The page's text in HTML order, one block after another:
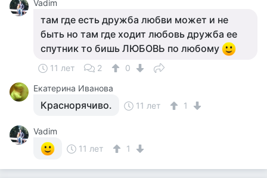
Vadim
там где есть дружба любви может и не
быть но там где ходит любовь дружба ее
спутник то бишь ЛЮБОВЬ по любому
11 лет 2
0
Екатерина Иванова
Краснорячиво. 11 лет 1
Vadim
11 лет
1